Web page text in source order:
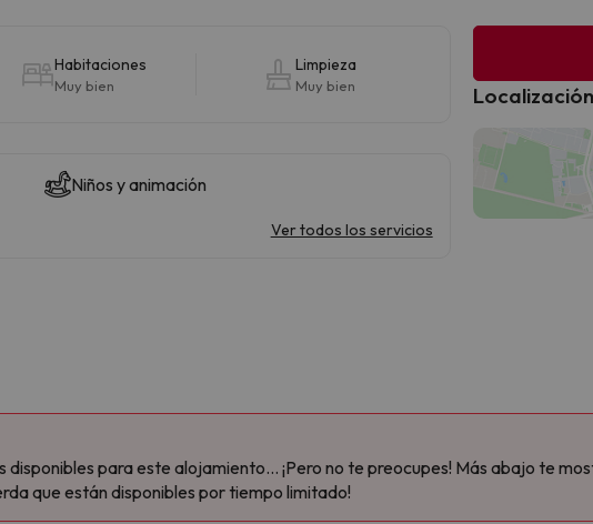
Habitaciones
Muy bien
Limpieza
Muy bien
Niños y animación
Ver todos los servicios
para este alojamiento... ¡Pero no te preocupes! Más abajo te
que están disponibles por tiempo limitado!